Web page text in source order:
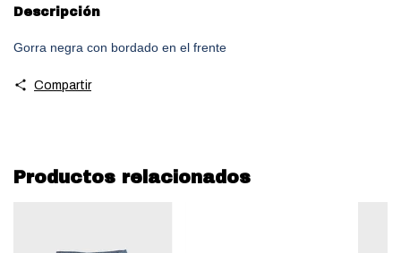
Descripción
Gorra negra con bordado en el frente
Compartir
Productos relacionados